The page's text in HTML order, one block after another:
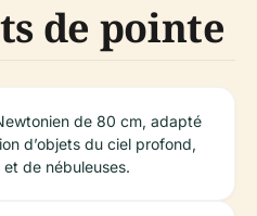
de pointe
de 80 cm, adapté
d’objets du ciel profond,
de nébuleuses.